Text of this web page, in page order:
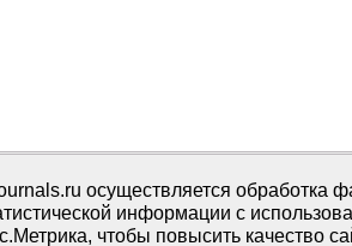
осуществляется обработка
информации с
чтобы повысить качество